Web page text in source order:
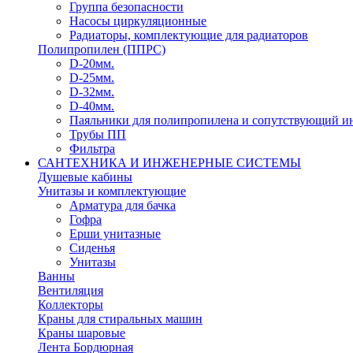
Группа безопасности
Насосы циркуляционные
Радиаторы, комплектующие для радиаторов
Полипропилен (ППРС)
D-20мм.
D-25мм.
D-32мм.
D-40мм.
Паяльники для полипропилена и сопутствующий
Трубы ПП
Фильтра
САНТЕХНИКА И ИНЖЕНЕРНЫЕ СИСТЕМЫ
Душевые кабины
Унитазы и комплектующие
Арматура для бачка
Гофра
Ерши унитазные
Сиденья
Унитазы
Ванны
Вентиляция
Коллекторы
Краны для стиральных машин
Краны шаровые
Лента Бордюрная